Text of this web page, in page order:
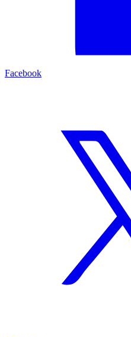
Facebook